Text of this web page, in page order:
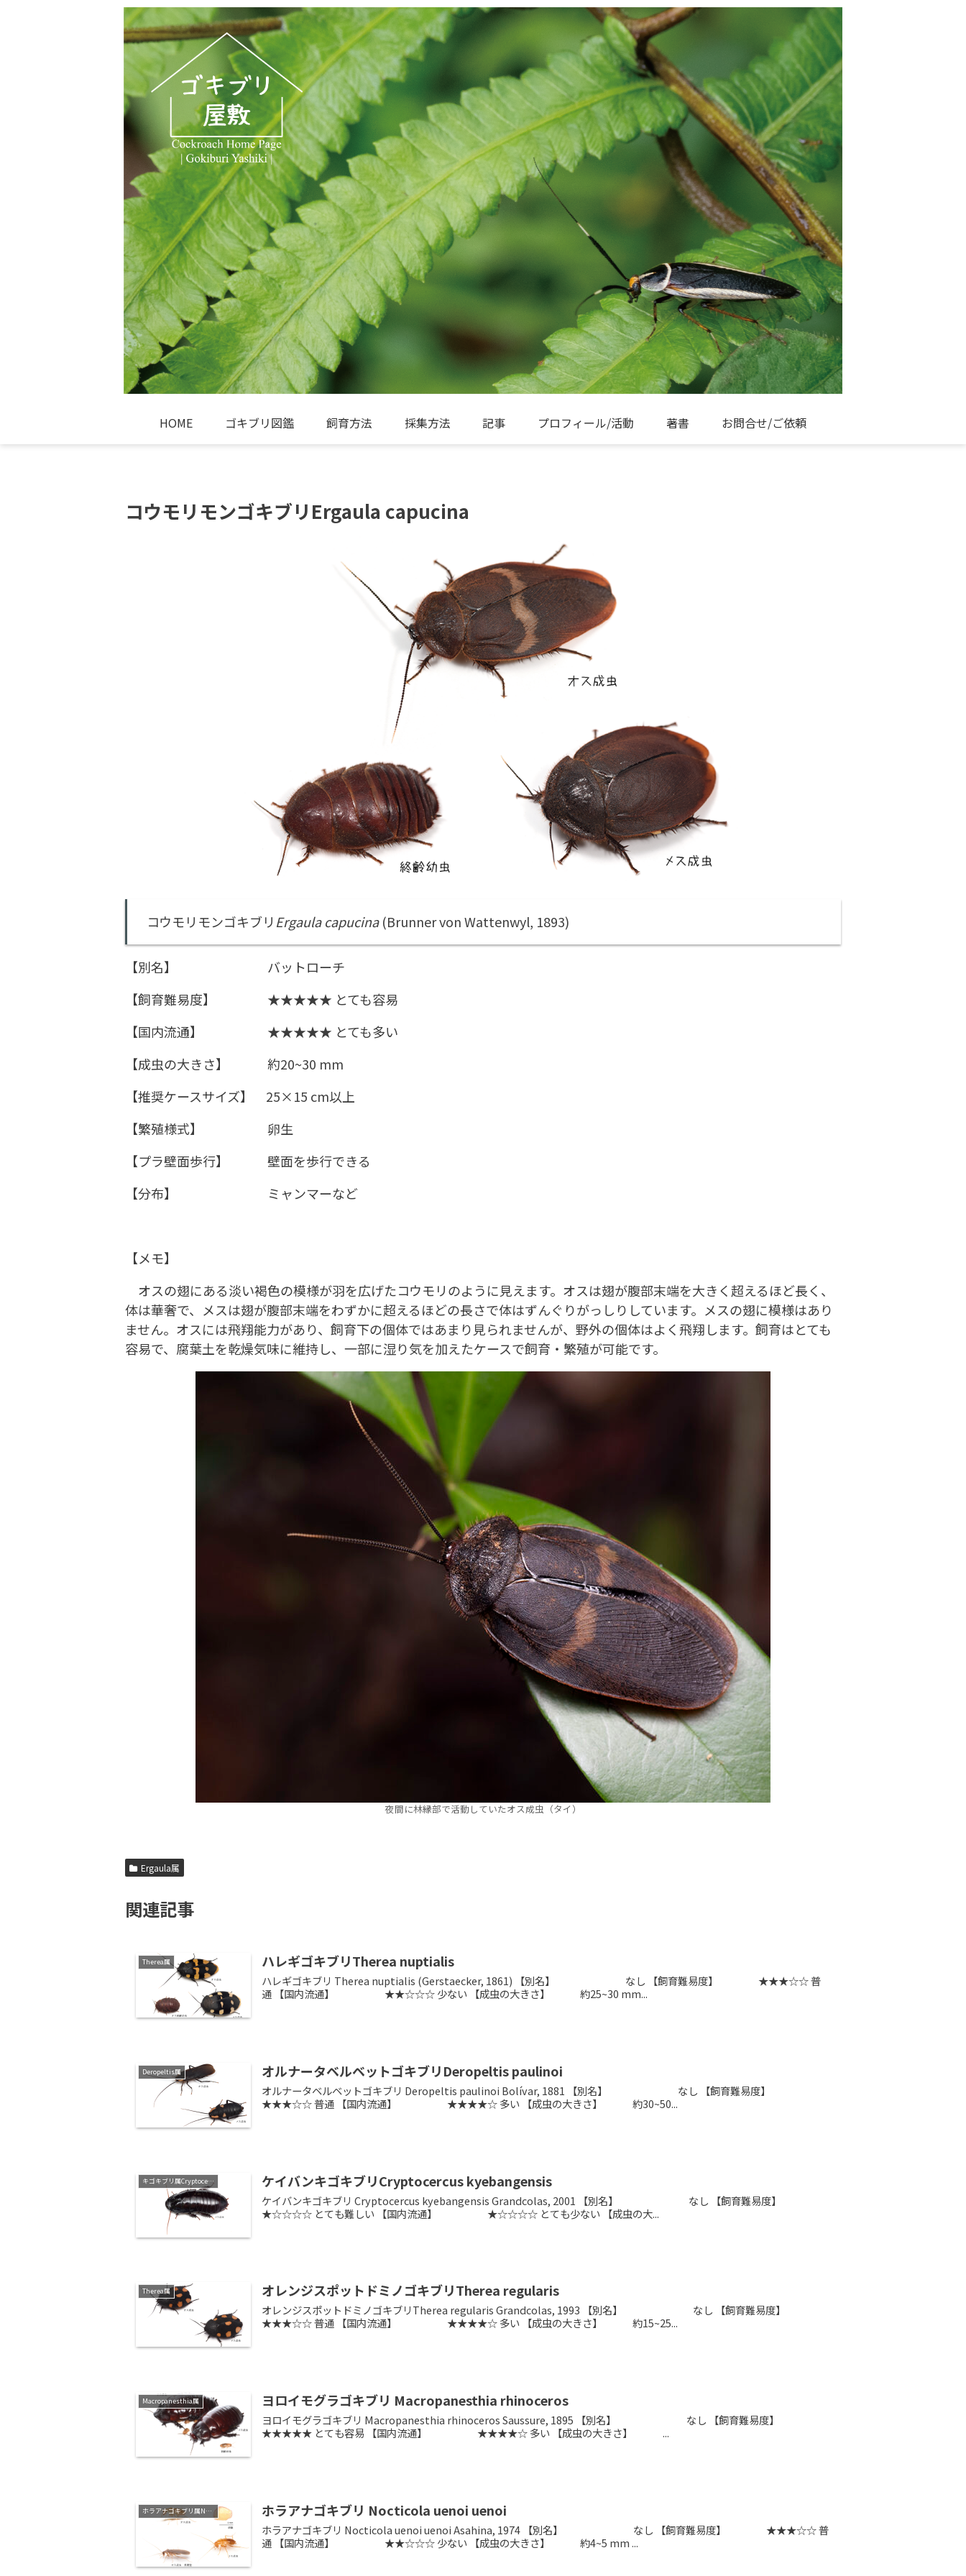
HOME ゴキブリ図鑑 飼育方法 採集方法 記事 プロフィール/活動 著書 お問合せ/ご依頼
コウモリモンゴキブリErgaula capucina
コウモリモンゴキブリ Ergaula capucina(Brunner von Wattenwyl, 1893)
【別名】 バットローチ
【飼育難易度】 ★★★★★ とても容易
【国内流通】 ★★★★★ とても多い
【成虫の大きさ】 約20~30 mm
​【推奨ケースサイズ】 25×15 cm以上
【繁殖様式】 卵生
【プラ壁面歩行】 壁面を歩行できる
【分布】 ミャンマーなど
【メモ】
オスの翅にある淡い褐色の模様が羽を広げたコウモリのように見えます。オスは翅が腹部末端を大きく超えるほど長く、
体は華奢で、メスは翅が腹部末端をわずかに超えるほどの長さで体はずんぐりがっしりしています。メスの翅に模様はあり
ません。オスには飛翔能力があり、飼育下の個体ではあまり見られませんが、野外の個体はよく飛翔します。飼育はとても
容易で、腐葉土を乾燥気味に維持し、一部に湿り気を加えたケースで飼育・繁殖が可能です。
夜間に林縁部で活動していたオス成虫（タイ）
Ergaula属
関連記事
Therea属 ハレギゴキブリTherea nuptialis
ハレギゴキブリ Therea nuptialis (Gerstaecker, 1861) 【別名】 なし 【飼育難易度】 ★★★☆☆ 普
通 【国内流通】 ★★☆☆☆ 少ない 【成虫の大きさ】 約25~30 mm...
Deropeltis属 オルナータベルベットゴキブリDeropeltis paulinoi
オルナータベルベットゴキブリ Deropeltis paulinoi Bolívar, 1881 【別名】 なし 【飼育難易度】
★★★☆☆ 普通 【国内流通】 ★★★★☆ 多い 【成虫の大きさ】 約30~50...
キゴキブリ属Cryptocercus ケイバンキゴキブリCryptocercus kyebangensis
ケイバンキゴキブリ Cryptocercus kyebangensis Grandcolas, 2001 【別名】 なし 【飼育難易度】
★☆☆☆☆ とても難しい 【国内流通】 ★☆☆☆☆ とても少ない 【成虫の大...
Therea属 オレンジスポットドミノゴキブリTherea regularis
オレンジスポットドミノゴキブリTherea regularis Grandcolas, 1993 【別名】 なし 【飼育難易度】
★★★☆☆ 普通 【国内流通】 ★★★★☆ 多い 【成虫の大きさ】 約15~25...
Macropanesthia属 ヨロイモグラゴキブリ Macropanesthia rhinoceros
ヨロイモグラゴキブリ Macropanesthia rhinoceros Saussure, 1895 【別名】 なし 【飼育難易度】
★★★★★ とても容易 【国内流通】 ★★★★☆ 多い 【成虫の大きさ】 ...
ホラアナゴキブリ属Nocticola ホラアナゴキブリ Nocticola uenoi uenoi
ホラアナゴキブリ Nocticola uenoi uenoi Asahina, 1974 【別名】 なし 【飼育難易度】 ★★★☆☆ 普
通 【国内流通】 ★★☆☆☆ 少ない 【成虫の大きさ】 約4~5 mm ​...